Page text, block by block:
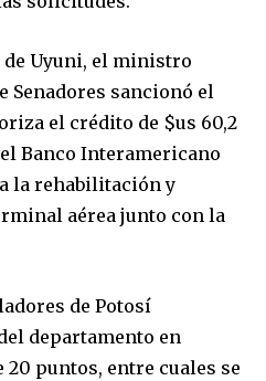
email address on our website
inbox. Your information is
de Uyuni, el ministro
Senadores sancionó el
el crédito de $us 60,2
Banco Interamericano
la rehabilitación y
aérea junto con la
de Potosí
departamento en
20 puntos, entre cuales se